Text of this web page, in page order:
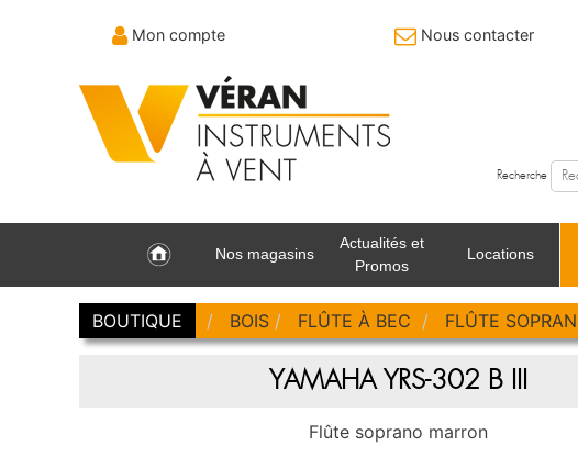
Mon compte Nous contacter
Recherche
Nos magasins
Actualités et
Promos
Locations
BOUTIQUE BOIS FLÛTE À BEC FLÛTE
YAMAHA YRS-302 B III
Flûte soprano marron